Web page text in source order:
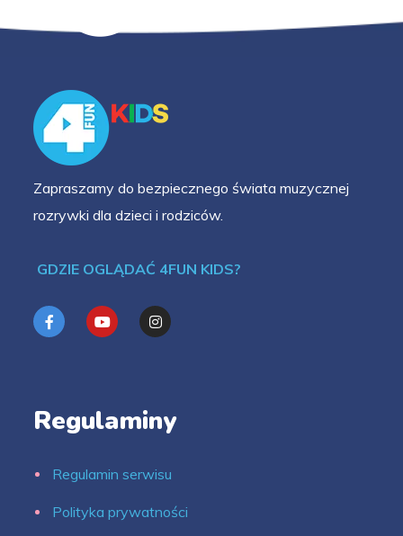
Zapraszamy do bezpiecznego świata muzycznej
rozrywki dla dzieci i rodziców.
GDZIE OGLĄDAĆ 4FUN KIDS?
Regulaminy
Regulamin serwisu
Polityka prywatności